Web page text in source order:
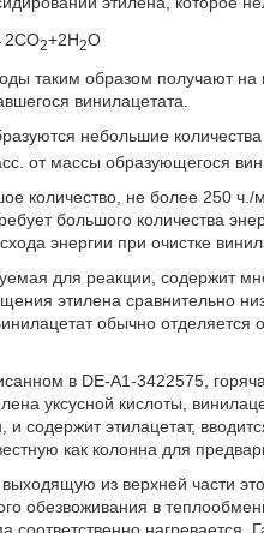
2+2H2O
таким образом получают на
винилацетата.
небольшие
от массы образующегося
количество, не более 250 ч./
большого количества
энергии при очистке
для реакции, содержит
этилена сравнительно
обычно отделяется
в DE-A1-3422575,
уксусной кислоты,
и содержит этилацетат,
как колонна для
из верхней части
обезвоживания в